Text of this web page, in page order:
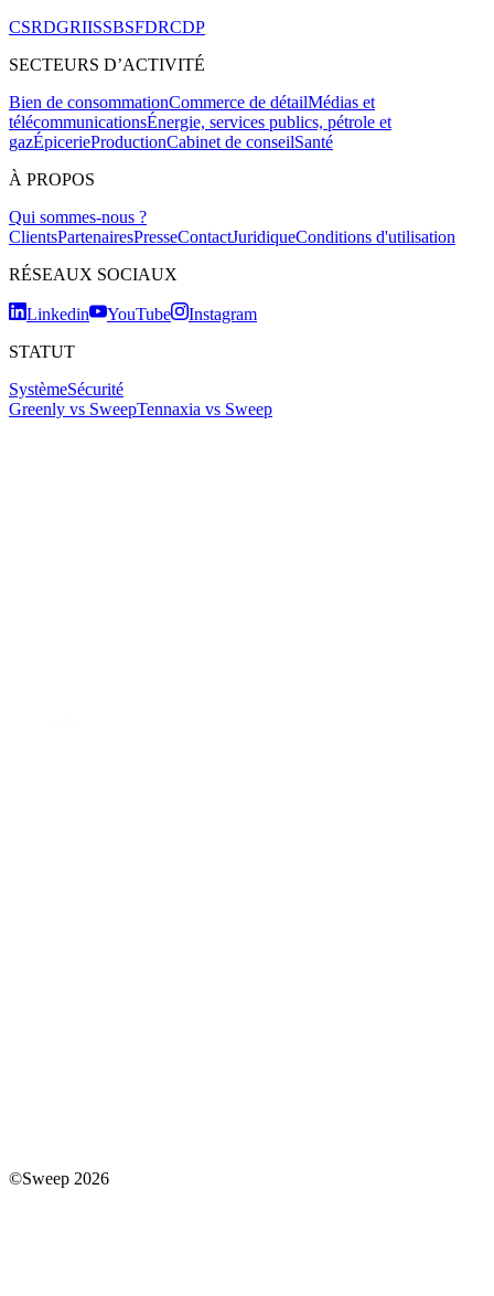
CSRDGRIISSBSFDRCDP
SECTEURS D’ACTIVITÉ
Bien de consommationCommerce de détailMédias et
télécommunicationsÉnergie, services publics, pétrole et
gazÉpicerieProductionCabinet de conseilSanté
À PROPOS
Qui sommes-nous ?
ClientsPartenairesPresseContactJuridiqueConditions d'utilisation
RÉSEAUX SOCIAUX
Linkedin YouTube
Instagram
STATUT
SystèmeSécurité
Greenly vs SweepTennaxia vs Sweep
©Sweep 2026